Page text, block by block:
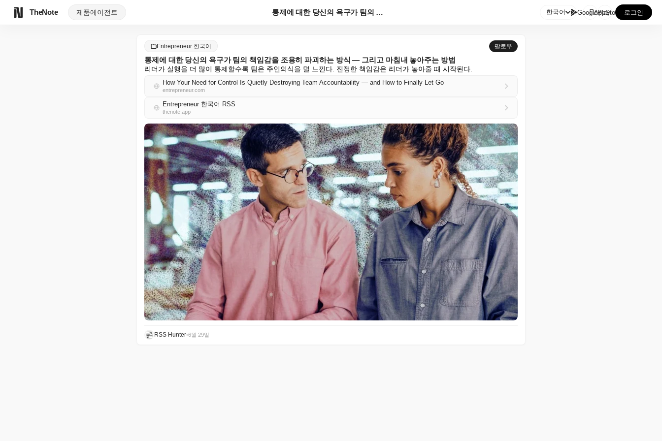
TheNote 제품에이전트 통제에 대한 당신의 욕구가 팀의 책임감을 조용히 파괴하... 한국어 GooglePlay
AppStore 로그인
Entrepreneur 한국어 팔로우
통제에 대한 당신의 욕구가 팀의 책임감을 조용히 파괴하는 방식 — 그리고 마침내 놓아주는 방법
리더가 실행을 더 많이 통제할수록 팀은 주인의식을 덜 느낀다. 진정한 책임감은 리더가 놓아줄 때 시작된다.
How Your Need for Control Is Quietly Destroying Team Accountability — and How to Finally Let Go
entrepreneur.com
Entrepreneur 한국어 RSS
thenote.app
RSS Hunter•6월 29일